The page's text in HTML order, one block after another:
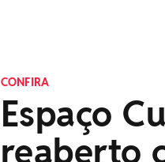
CONFIRA
Espaço
reaberto